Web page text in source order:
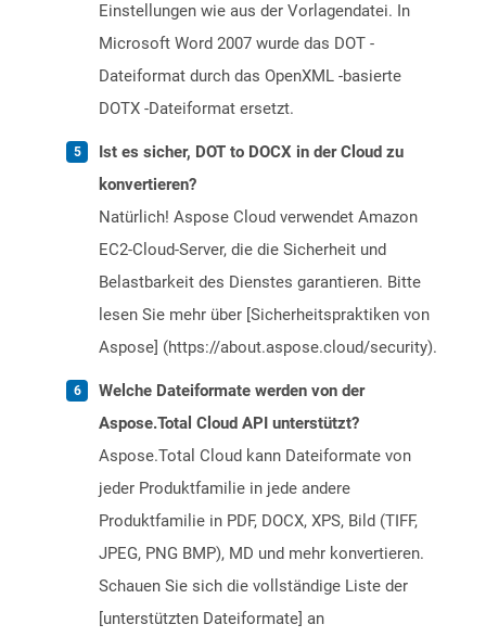
Einstellungen wie aus der Vorlagendatei. In
Microsoft Word 2007 wurde das DOT -
Dateiformat durch das OpenXML -basierte
DOTX -Dateiformat ersetzt.
Ist es sicher, DOT to DOCX in der Cloud zu
konvertieren?
Natürlich! Aspose Cloud verwendet Amazon
EC2-Cloud-Server, die die Sicherheit und
Belastbarkeit des Dienstes garantieren. Bitte
lesen Sie mehr über [Sicherheitspraktiken von
Aspose] (https://about.aspose.cloud/security).
Welche Dateiformate werden von der
Aspose.Total Cloud API unterstützt?
Aspose.Total Cloud kann Dateiformate von
jeder Produktfamilie in jede andere
Produktfamilie in PDF, DOCX, XPS, Bild (TIFF,
JPEG, PNG BMP), MD und mehr konvertieren.
Schauen Sie sich die vollständige Liste der
[unterstützten Dateiformate] an